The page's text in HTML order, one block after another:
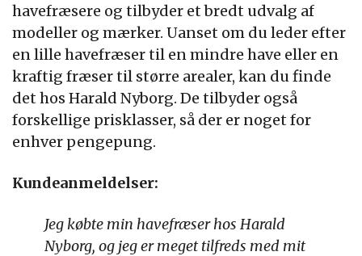
havefræsere og tilbyder et bredt udvalg af
modeller og mærker. Uanset om du leder efter
en lille havefræser til en mindre have eller en
kraftig fræser til større arealer, kan du finde
det hos Harald Nyborg. De tilbyder også
forskellige prisklasser, så der er noget for
enhver pengepung.
Kundeanmeldelser:
Jeg købte min havefræser hos Harald
Nyborg, og jeg er meget tilfreds med mit